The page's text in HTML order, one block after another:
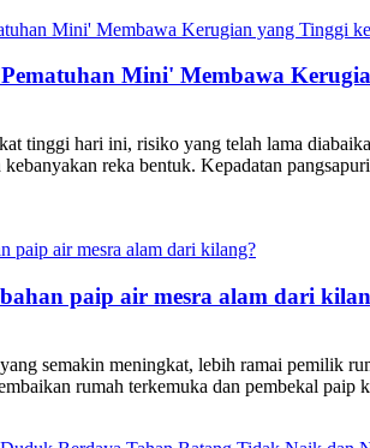
Mini' Membawa
tinggi hari ini, risiko yang telah lama
reka bentuk. Kepadatan
paip air mesra alam dari
semakin meningkat, lebih ramai pemilik
rumah terkemuka dan pembekal paip